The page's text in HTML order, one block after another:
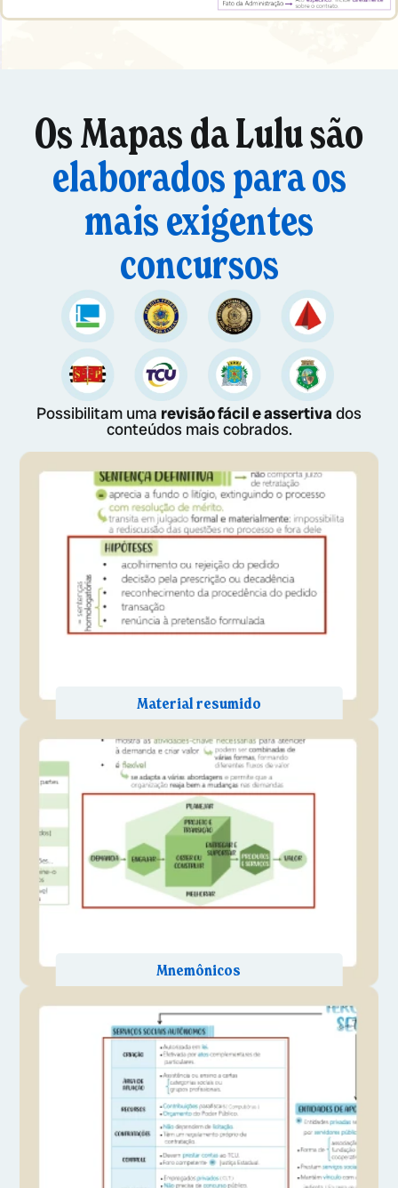
Os Mapas da Lulu são
elaborados para os
mais exigentes
concursos
Possibilitam uma revisão fácil e assertivados
conteúdos mais cobrados.